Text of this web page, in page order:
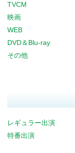
TVCM
映画
WEB
DVD＆Blu-ray
その他
レギュラー出演
特番出演